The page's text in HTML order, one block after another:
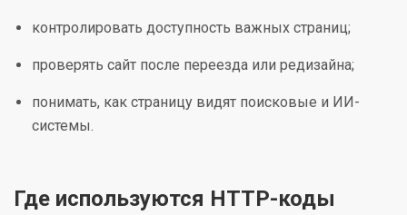
контролировать доступность важных страниц;
проверять сайт после переезда или редизайна;
понимать, как страницу видят поисковые и ИИ-
системы.
Где используются HTTP-коды